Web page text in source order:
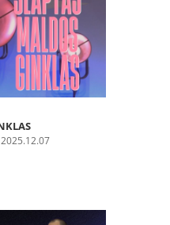
2025.12.07